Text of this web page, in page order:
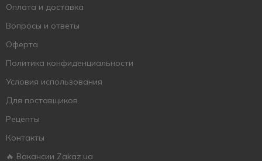
Оплата и доставка
Вопросы и ответы
Оферта
Политика конфиденциальности
Условия использования
Для поставщиков
Рецепты
Контакты
🔥 Вакансии Zakaz.ua